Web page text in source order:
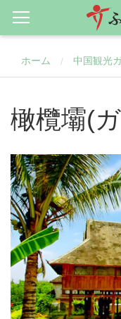
ホーム / 中国観光
橄欖壩(